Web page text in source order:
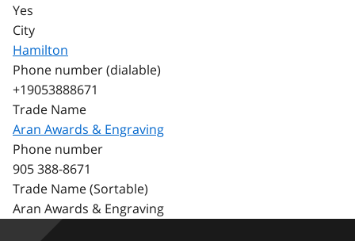
Yes
City
Hamilton
Phone number (dialable)
+19053888671
Trade Name
Aran Awards & Engraving
Phone number
905 388-8671
Trade Name (Sortable)
Aran Awards & Engraving